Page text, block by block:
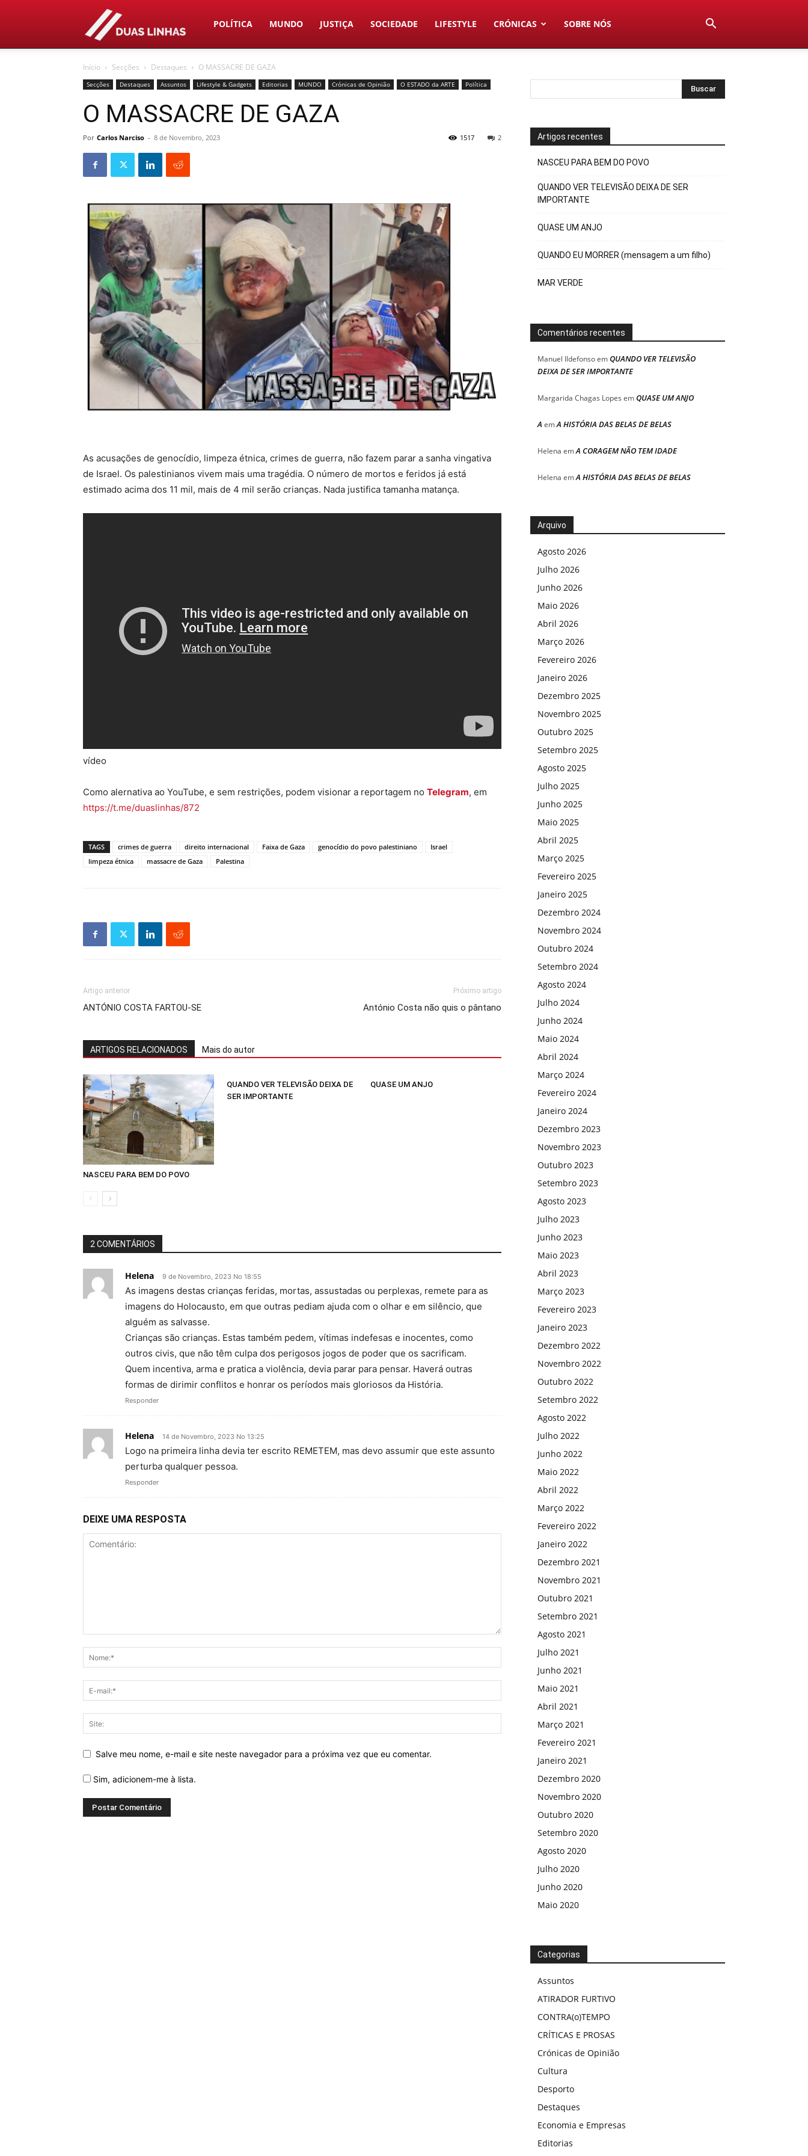
Duas
Linhas
POLÍTICA MUNDO JUSTIÇA SOCIEDADE LIFESTYLE CRÓNICAS SOBRE NÓS
Início Secções Destaques O MASSACRE DE GAZA
Secções Destaques Assuntos Lifestyle & Gadgets Editorias MUNDO Crónicas de Opinião O ESTADO da ARTE Política
O MASSACRE DE GAZA
Por Carlos Narciso - 8 de Novembro, 2023 2
1517
As acusações de genocídio, limpeza étnica, crimes de guerra, não fazem parar a sanha vingativa
de Israel. Os palestinianos vivem mais uma tragédia. O número de mortos e feridos já está
estimado acima dos 11 mil, mais de 4 mil serão crianças. Nada justifica tamanha matança.
vídeo
Como alernativa ao YouTube, e sem restrições, podem visionar a reportagem no Telegram, em
https://t.me/duaslinhas/872
TAGS crimes de guerra direito internacional Faixa de Gaza genocídio do povo palestiniano
Israel
limpeza étnica
massacre de Gaza Palestina
Artigo anterior
ANTÓNIO COSTA FARTOU-SE
Próximo artigo
António Costa não quis o pântano
ARTIGOS RELACIONADOS Mais do autor
NASCEU PARA BEM DO POVO
QUANDO VER TELEVISÃO DEIXA DE
SER IMPORTANTE
QUASE UM ANJO
2 COMENTÁRIOS
Helena 9 de Novembro, 2023 No 18:55
As imagens destas crianças feridas, mortas, assustadas ou perplexas, remete para as
imagens do Holocausto, em que outras pediam ajuda com o olhar e em silêncio, que
alguém as salvasse.
Crianças são crianças. Estas também pedem, vítimas indefesas e inocentes, como
outros civis, que não têm culpa dos perigosos jogos de poder que os sacrificam.
Quem incentiva, arma e pratica a violência, devia parar para pensar. Haverá outras
formas de dirimir conflitos e honrar os períodos mais gloriosos da História.
Responder
Helena 14 de Novembro, 2023 No 13:25
Logo na primeira linha devia ter escrito REMETEM, mas devo assumir que este assunto
perturba qualquer pessoa.
Responder
DEIXE UMA RESPOSTA
Salve meu nome, e-mail e site neste navegador para a próxima vez que eu comentar.
Sim, adicionem-me à lista.
Artigos recentes
NASCEU PARA BEM DO POVO
QUANDO VER TELEVISÃO DEIXA DE SER
IMPORTANTE
QUASE UM ANJO
QUANDO EU MORRER (mensagem a um filho)
MAR VERDE
Comentários recentes
Manuel IldefonsoemQUANDO VER TELEVISÃO
DEIXA DE SER IMPORTANTE
Margarida Chagas Lopes emQUASE UM ANJO
A emA HISTÓRIA DAS BELAS DE BELAS
Helena emA CORAGEM NÃO TEM IDADE
Helena emA HISTÓRIA DAS BELAS DE BELAS
Arquivo
Agosto 2026
Julho 2026
Junho 2026
Maio 2026
Abril 2026
Março 2026
Fevereiro 2026
Janeiro 2026
Dezembro 2025
Novembro 2025
Outubro 2025
Setembro 2025
Agosto 2025
Julho 2025
Junho 2025
Maio 2025
Abril 2025
Março 2025
Fevereiro 2025
Janeiro 2025
Dezembro 2024
Novembro 2024
Outubro 2024
Setembro 2024
Agosto 2024
Julho 2024
Junho 2024
Maio 2024
Abril 2024
Março 2024
Fevereiro 2024
Janeiro 2024
Dezembro 2023
Novembro 2023
Outubro 2023
Setembro 2023
Agosto 2023
Julho 2023
Junho 2023
Maio 2023
Abril 2023
Março 2023
Fevereiro 2023
Janeiro 2023
Dezembro 2022
Novembro 2022
Outubro 2022
Setembro 2022
Agosto 2022
Julho 2022
Junho 2022
Maio 2022
Abril 2022
Março 2022
Fevereiro 2022
Janeiro 2022
Dezembro 2021
Novembro 2021
Outubro 2021
Setembro 2021
Agosto 2021
Julho 2021
Junho 2021
Maio 2021
Abril 2021
Março 2021
Fevereiro 2021
Janeiro 2021
Dezembro 2020
Novembro 2020
Outubro 2020
Setembro 2020
Agosto 2020
Julho 2020
Junho 2020
Maio 2020
Categorias
Assuntos
ATIRADOR FURTIVO
CONTRA(o)TEMPO
CRÍTICAS E PROSAS
Crónicas de Opinião
Cultura
Desporto
Destaques
Economia e Empresas
Editorias